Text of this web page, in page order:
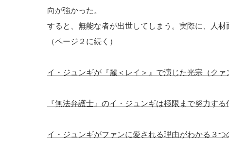
向が強かった。
すると、無能な者が出世してしまう。実際に、人材
（ページ２に続く）
イ・ジュンギが『麗＜レイ＞』で演じた光宗（クァ
『無法弁護士』のイ・ジュンギは極限まで努力する
イ・ジュンギがファンに愛される理由がわかる３つ